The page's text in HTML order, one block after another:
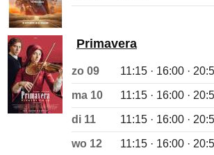
Primavera
zo 09 11:15 · 16:00 ·
ma 10 11:15 · 16:00 ·
di 11 11:15 · 16:00 ·
wo 12 11:15 · 16:00 ·